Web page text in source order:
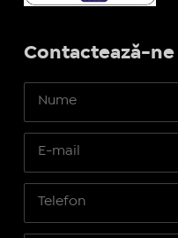
Contactează-ne